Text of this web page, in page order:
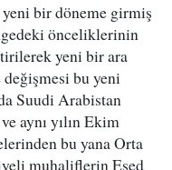
bir döneme girmiş
önceliklerinin
yeni bir ara
değişmesi bu yeni
Suudi Arabistan
aynı yılın Ekim
bu yana Orta
muhaliflerin Esed